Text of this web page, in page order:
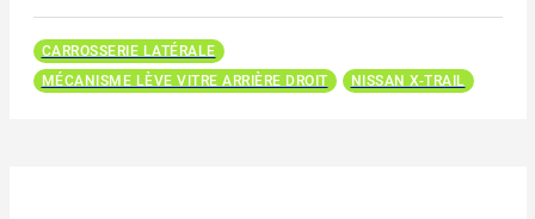
CARROSSERIE LATÉRALE
MÉCANISME LÈVE VITRE ARRIÈRE DROIT
NISSAN X-TRAIL